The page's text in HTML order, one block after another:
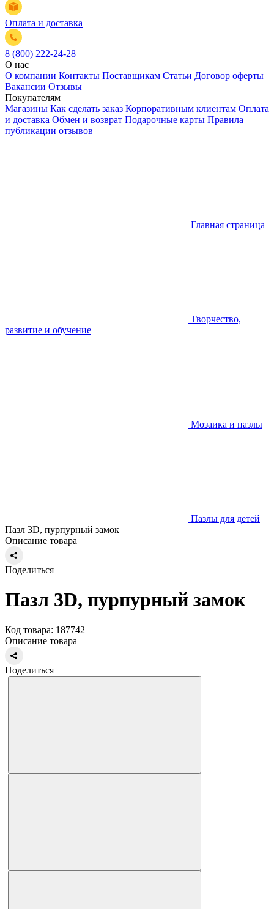
Оплата и доставка
8 (800) 222-24-28
О нас
О компании Контакты Поставщикам Статьи Договор оферты
Вакансии Отзывы
Покупателям
Магазины Как сделать заказ Корпоративным клиентам Оплата
и доставка Обмен и возврат Подарочные карты Правила
публикации отзывов
Главная страница
Творчество,
развитие и обучение
Мозаика и пазлы
Пазлы для детей
Пазл 3D, пурпурный замок
Описание товара
Поделиться
Пазл 3D, пурпурный замок
Код товара: 187742
Описание товара
Поделиться